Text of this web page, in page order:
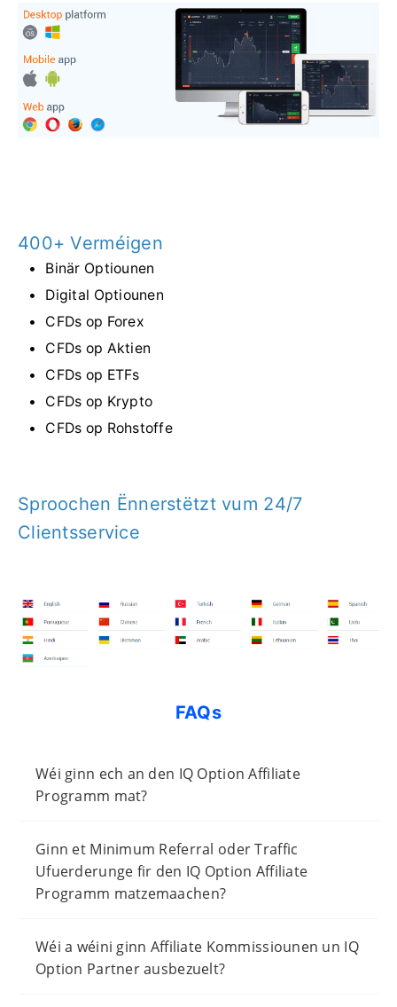
400+ Verméigen
Binär Optiounen
Digital Optiounen
CFDs op Forex
CFDs op Aktien
CFDs op ETFs
CFDs op Krypto
CFDs op Rohstoffe
Sproochen Ënnerstëtzt vum 24/7
Clientsservice
FAQs
Wéi ginn ech an den IQ Option Affiliate
Programm mat?
Ginn et Minimum Referral oder Traffic
Ufuerderunge fir den IQ Option Affiliate
Programm matzemaachen?
Wéi a wéini ginn Affiliate Kommissiounen un IQ
Option Partner ausbezuelt?